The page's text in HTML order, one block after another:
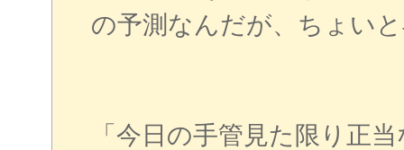
の予測なんだが、ちょい
「今日の手管見た限り正